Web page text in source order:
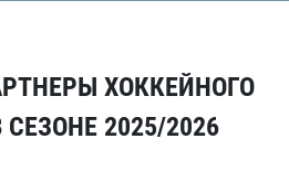
ХОККЕЙНОГО
2025/2026